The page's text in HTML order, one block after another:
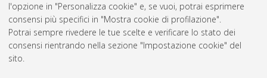
l'opzione in "Personalizza cookie" e, se vuoi, potrai esprimere
consensi più specifici in "Mostra cookie di profilazione".
Potrai sempre rivedere le tue scelte e verificare lo stato dei
consensi rientrando nella sezione "Impostazione cookie" del
sito.
AMS Laurea
Servizio implementato e gestito da AlmaDL
Impostazioni Cookie